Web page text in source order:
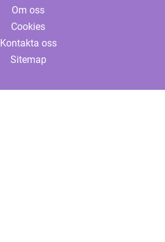
Om oss
Cookies
Kontakta oss
Sitemap